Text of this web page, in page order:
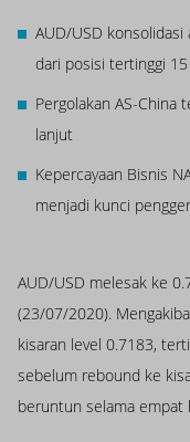
AUD/USD
dari posisi tertinggi
Pergolakan AS-China
lanjut
Kepercayaan Bisnis
menjadi kunci
AUD/USD melesak ke
(23/07/2020).
kisaran level 0.7183,
sebelum rebound ke
beruntun selama empat